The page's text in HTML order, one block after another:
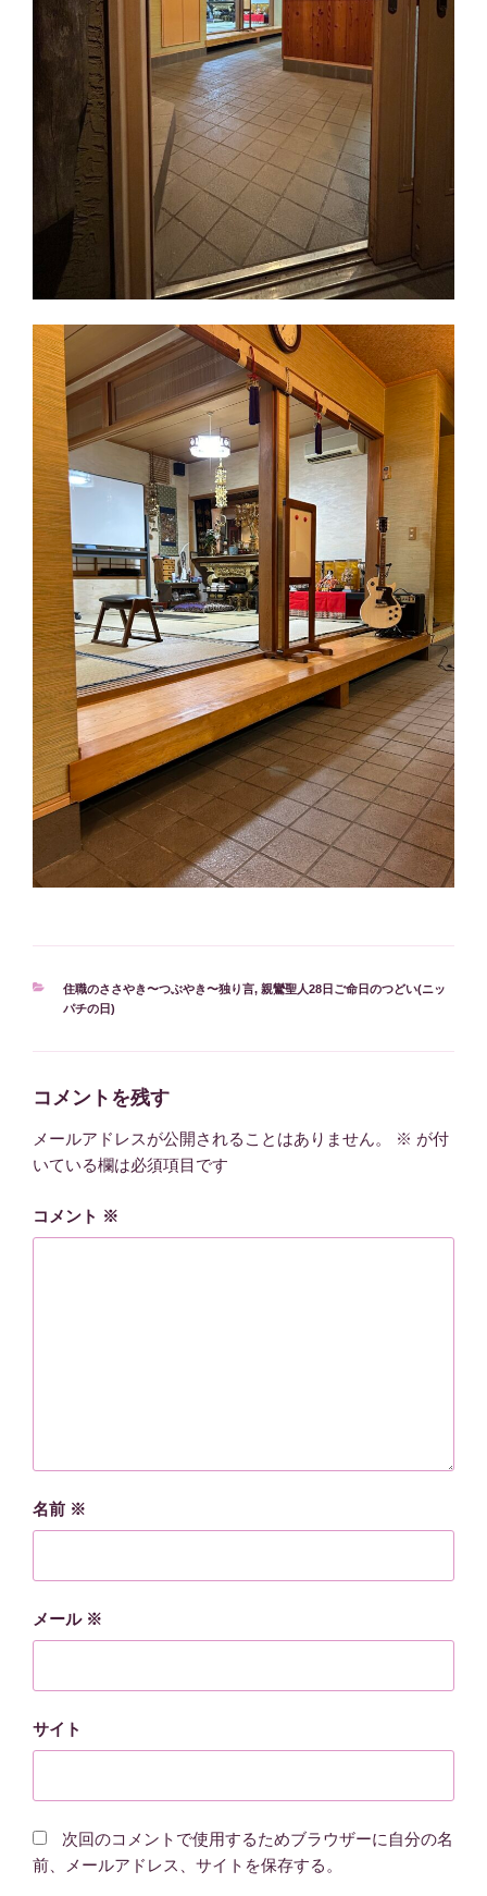
カ
テ
住職のささやき〜つぶやき〜独り言, 親鸞聖人28日ご命日のつどい(ニッ
パチの日)
コメントを残す
メールアドレスが公開されることはありません。 ※ が付
いている欄は必須項目です
コメント ※
名前 ※
メール ※
サイト
次回のコメントで使用するためブラウザーに自分の名
前、メールアドレス、サイトを保存する。